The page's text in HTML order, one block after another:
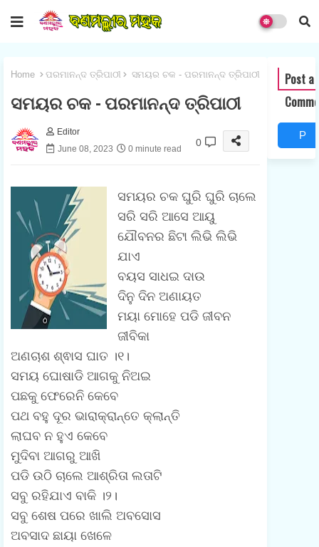
Home ପରମାନନ୍ଦ ତ୍ରିପାଠୀ ସମୟର ଚକ - ପରମାନନ୍ଦ ତ୍ରିପାଠୀ
ସମୟର ଚକ - ପରମାନନ୍ଦ ତ୍ରିପାଠୀ
Editor
June 08, 2023
0 minute read
0
ସମୟର ଚକ ଘୁରି ଘୁରି ଚାଲେ
ସରି ସରି ଆସେ ଆୟୁ
ଯୌବନର ଛିଟା ଲିଭି ଲିଭି
ଯାଏ
ବୟସ ସାଧଇ ଦାଉ
ଦିନୁ ଦିନ ଅଣାୟତ
ମୟା ମୋହେ ପଡି ଜୀବନ
ଜୀବିକା
ଅଣଚାଶ ଶ୍ଵାସ ଘାତ ।୧।
ସମୟ ଘୋଷାଡି ଆଗକୁ ନିଅଇ
ପଛକୁ ଫେରେନି କେବେ
ପଥ ବହୁ ଦୂର ଭାରାକ୍ରାନ୍ତେ କ୍ଲାନ୍ତି
ଲାଘବ ନ ହୁଏ କେବେ
ମୁଦିବା ଆଗରୁ ଆଖି
ପଡି ଉଠି ଚାଲେ ଆଶ୍ରିତା ଲତାଟି
ସବୁ ରହିଯାଏ ବାକି ।୨।
ସବୁ ଶେଷ ପରେ ଖାଲି ଅବସୋସ
ଅବସାଦ ଛାୟା ଖେଳେ
Post a
P
o